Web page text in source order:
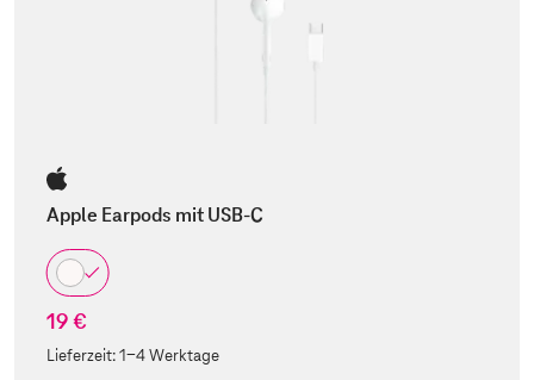
Apple Earpods mit USB-C
19 €
Lieferzeit:1-4 Werktage